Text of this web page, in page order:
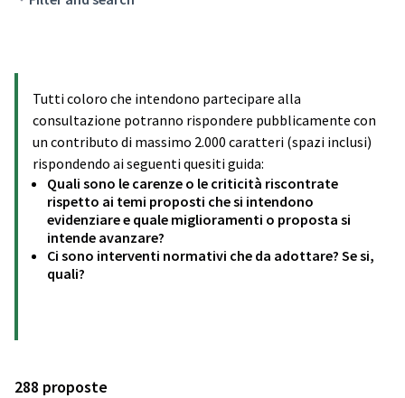
Tutti coloro che intendono partecipare alla
consultazione potranno rispondere pubblicamente con
un contributo di massimo 2.000 caratteri (spazi inclusi)
rispondendo ai seguenti quesiti guida:
Quali sono le carenze o le criticità riscontrate
rispetto ai temi proposti che si intendono
evidenziare e quale miglioramenti o proposta si
intende avanzare?
Ci sono interventi normativi che da adottare? Se si,
quali?
288 proposte